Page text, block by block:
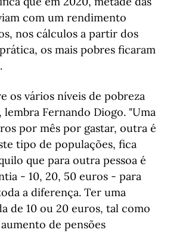
com um rendimento
nos cálculos a partir dos
os mais pobres ficaram
os vários níveis de pobreza
lembra Fernando Diogo. "Uma
por mês por gastar, outra é
tipo de populações, fica
que para outra pessoa é
- 10, 20, 50 euros - para
a diferença. Ter uma
de 10 ou 20 euros, tal como
de pensões